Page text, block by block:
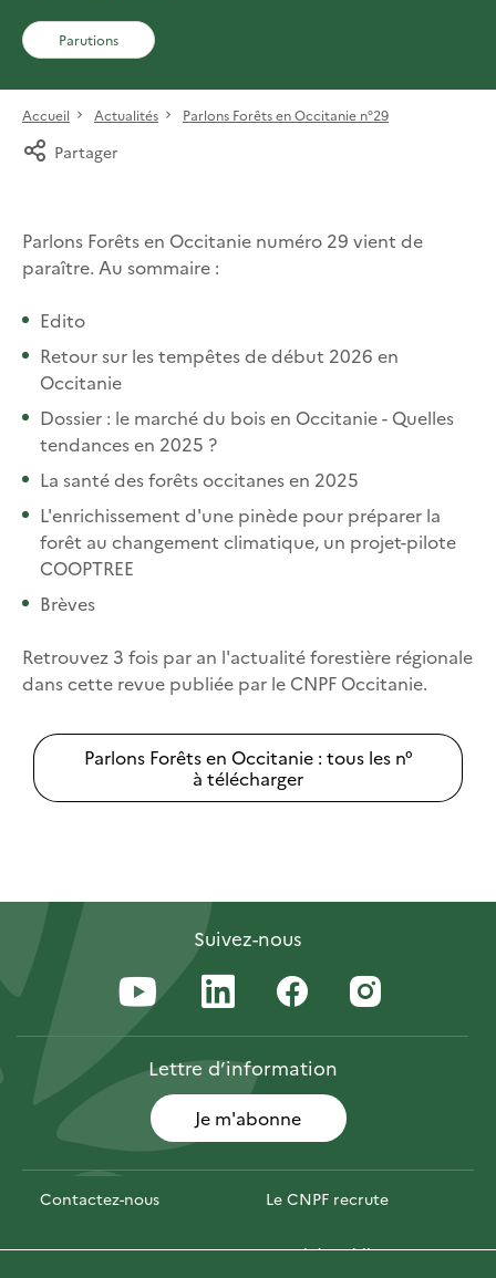
Parutions
Accueil Actualités Parlons Forêts en Occitanie n°29
Partager
Parlons Forêts en Occitanie numéro 29 vient de
paraître. Au sommaire :
Edito
Retour sur les tempêtes de début 2026 en
Occitanie
Dossier : le marché du bois en Occitanie - Quelles
tendances en 2025 ?
La santé des forêts occitanes en 2025
L'enrichissement d'une pinède pour préparer la
forêt au changement climatique, un projet-pilote
COOPTREE
Brèves
Retrouvez 3 fois par an l'actualité forestière régionale
dans cette revue publiée par le CNPF Occitanie.
Parlons Forêts en Occitanie : tous les n°
à télécharger
Suivez-nous
Lettred’information
Je m'abonne
Contactez-nous Le CNPF recrute
Espace presse Marchés publics